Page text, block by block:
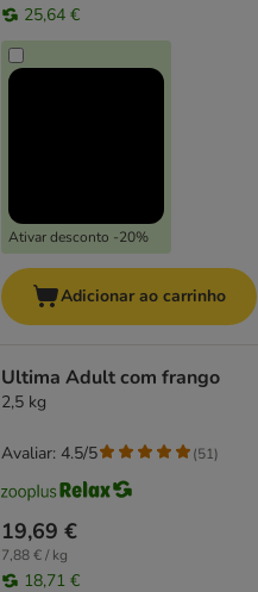
25,64 €
Ativar desconto -20%
Adicionar ao carrinho
Ultima Adult com frango
2,5 kg
19,69 €
7,88 € / kg
18,71 €
Avaliar: 4.5/5 (51)